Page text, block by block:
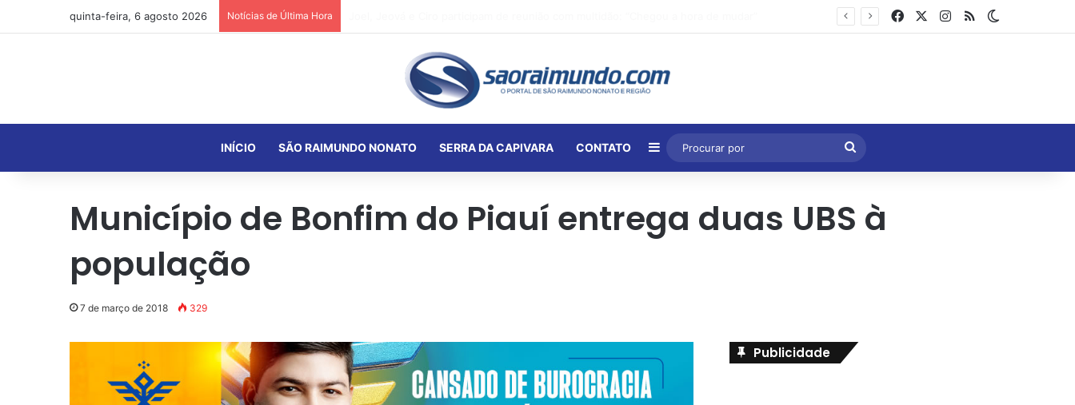
quinta-feira, 6 agosto 2026 Notícias de Última Hora FacebookInstagram
RSS
INÍCIO SÃO RAIMUNDO NONATO SERRA DA CAPIVARA CONTATO Barra Lateral
Procurar
por
Município de Bonfim do Piauí entrega duas UBS à
população
7 de março de 2018 329
Publicidade